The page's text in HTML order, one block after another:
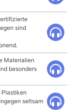
sind
Materialien
besonders
Plastiken
seltsam